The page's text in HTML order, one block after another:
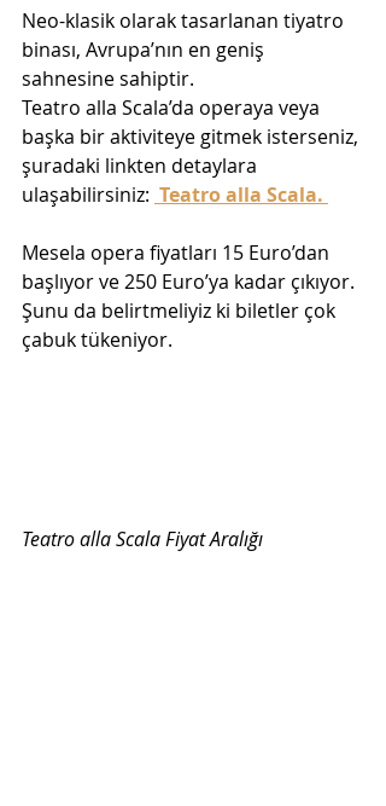
Neo-klasik olarak tasarlanan tiyatro
binası, Avrupa’nın en geniş
sahnesine sahiptir.
Teatro alla Scala’da operaya veya
başka bir aktiviteye gitmek isterseniz,
şuradaki linkten detaylara
ulaşabilirsiniz: Teatro alla Scala.
Mesela opera fiyatları 15 Euro’dan
başlıyor ve 250 Euro’ya kadar çıkıyor.
Şunu da belirtmeliyiz ki biletler çok
çabuk tükeniyor.
Teatro alla Scala Fiyat Aralığı